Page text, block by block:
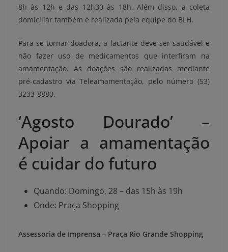
8h às 12h e das 12h30 às 18h. Além disso, a coleta
domiciliar também é realizada pela equipe do BLH.
Para se tornar doadora, a lactante deve ser saudável e
não fazer uso de medicamentos que interfiram na
amamentação. As doações são realizadas mediante
pré-cadastro via Teleamamentação, pelo número (53)
3233-8880.
‘Agosto Dourado’ –
Apoiar a amamentação
é cuidar do futuro
Quando: Domingo, 28 – das 15h às 19h
Onde: Praça Shopping
Assessoria de Imprensa – Praça Rio Grande Shopping